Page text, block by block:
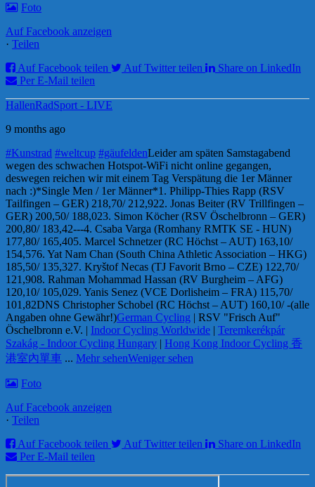
Foto
Auf Facebook anzeigen
· Teilen
Auf Facebook teilen
Auf Twitter teilen
Share on LinkedIn
Per E-Mail teilen
HallenRadSport - LIVE
9 months ago
#Kunstrad #weltcup #gäufeldenLeider am späten Samstagabend
wegen des schwachen Hotspot-WiFi nicht online gegangen,
deswegen reichen wir mit einem Tag Verspätung die 1er Männer
nach :)*Single Men / 1er Männer*1. Philipp-Thies Rapp (RSV
Tailfingen – GER) 218,70/ 212,922. Jonas Beiter (RV Trillfingen –
GER) 200,50/ 188,023. Simon Köcher (RSV Öschelbronn – GER)
200,80/ 183,42---4. Csaba Varga (Romhany RMTK SE - HUN)
177,80/ 165,405. Marcel Schnetzer (RC Höchst – AUT) 163,10/
154,576. Yat Nam Chan (South China Athletic Association – HKG)
185,50/ 135,327. Kryštof Necas (TJ Favorit Brno – CZE) 122,70/
121,908. Rahman Mohammad Hassan (RV Burgheim – AFG)
120,10/ 105,029. Yanis Senez (VCE Dorlisheim – FRA) 115,70/
101,82DNS Christopher Schobel (RC Höchst – AUT) 160,10/ -(alle
Angaben ohne Gewähr!)German Cycling | RSV "Frisch Auf"
Öschelbronn e.V. | Indoor Cycling Worldwide
Teremkerékpár
Szakág - Indoor Cycling Hungary
Hong Kong Indoor Cycling 香
港室內單車 ... Mehr sehenWeniger sehen
Foto
Auf Facebook anzeigen
· Teilen
Auf Facebook teilen
Auf Twitter teilen
Share on LinkedIn
Per E-Mail teilen